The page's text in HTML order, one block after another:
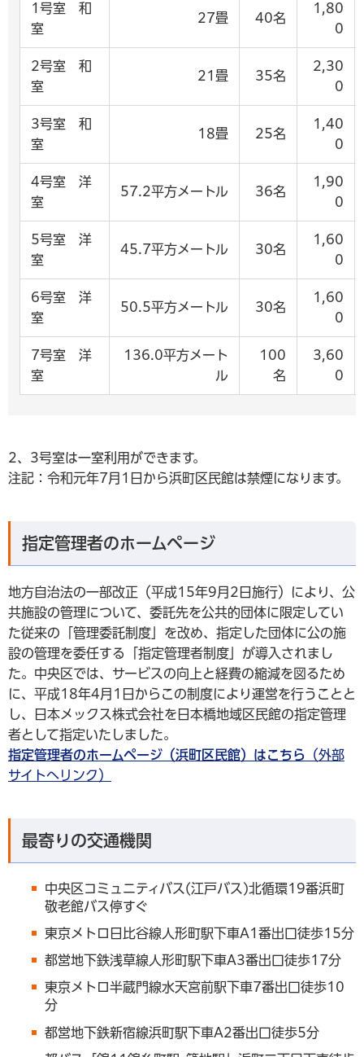
1号室 和
室
27畳 40名
1,80
0
2号室 和
室
21畳 35名
2,30
0
3号室 和
室
18畳 25名
1,40
0
4号室 洋
室
57.2平方メートル 36名
1,90
0
5号室 洋
室
45.7平方メートル 30名
1,60
0
6号室 洋
室
50.5平方メートル 30名
1,60
0
7号室 洋
室
136.0平方メート
ル
100
名
3,60
0
2、3号室は一室利用ができます。
注記：令和元年7月1日から浜町区民館は禁煙になります。
指定管理者のホームページ
地方自治法の一部改正（平成15年9月2日施行）により、公
共施設の管理について、委託先を公共的団体に限定してい
た従来の「管理委託制度」を改め、指定した団体に公の施
設の管理を委任する「指定管理者制度」が導入されまし
た。中央区では、サービスの向上と経費の縮減を図るため
に、平成18年4月1日からこの制度により運営を行うことと
し、日本メックス株式会社を日本橋地域区民館の指定管理
者として指定いたしました。
指定管理者のホームページ（浜町区民館）はこちら
（外部
サイトへリンク）
最寄りの交通機関
中央区コミュニティバス(江戸バス)北循環19番浜町
敬老館バス停すぐ
東京メトロ日比谷線人形町駅下車A1番出口徒歩15分
都営地下鉄浅草線人形町駅下車A3番出口徒歩17分
東京メトロ半蔵門線水天宮前駅下車7番出口徒歩10
分
都営地下鉄新宿線浜町駅下車A2番出口徒歩5分